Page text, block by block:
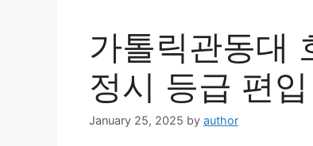
가톨릭관동대
정시 등급 편
January 25, 2025 by author